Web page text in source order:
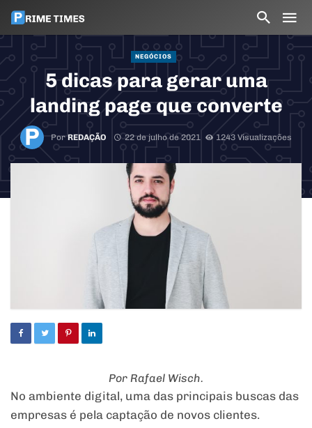
NEGÓCIOS
5 dicas para gerar uma
landing page que converte
PorREDAÇÃO 22 de julho de 2021 1243 Visualizações
Por Rafael Wisch.
No ambiente digital, uma das principais buscas das
empresas é pela captação de novos clientes.